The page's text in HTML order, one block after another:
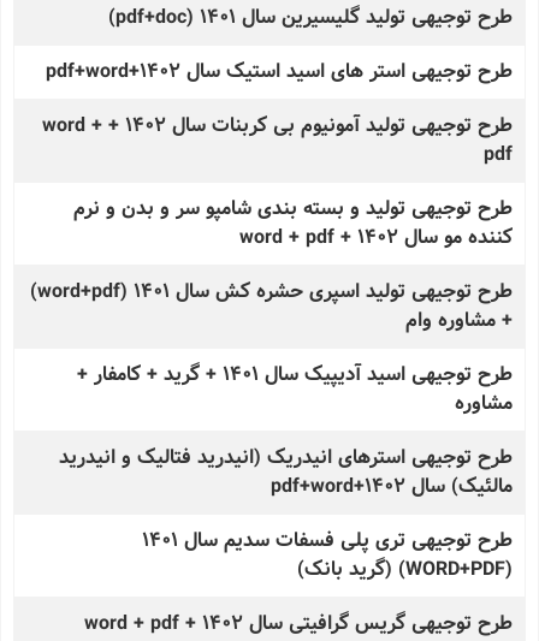
طرح توجیهی تولید گلیسیرین سال 1401 (pdf+doc)
طرح توجیهی استر های اسید استیک سال 1402+pdf+word
طرح توجیهی تولید آمونیوم بی کربنات سال 1402 + word +
pdf
طرح توجیهی تولید و بسته بندی شامپو سر و بدن و نرم
کننده مو سال 1402 + word + pdf
طرح توجیهی تولید اسپری حشره کش سال 1401 (word+pdf)
+ مشاوره وام
طرح توجیهی اسید آدیپیک سال 1401 + گرید + کامفار +
مشاوره
طرح توجیهی استرهای انیدریک (انیدرید فتالیک و انیدرید
مالئیک) سال 1402+pdf+word
طرح توجیهی تری پلی فسفات سدیم سال 1401
(WORD+PDF) (گرید بانک)
طرح توجیهی گریس گرافیتی سال 1402 + word + pdf